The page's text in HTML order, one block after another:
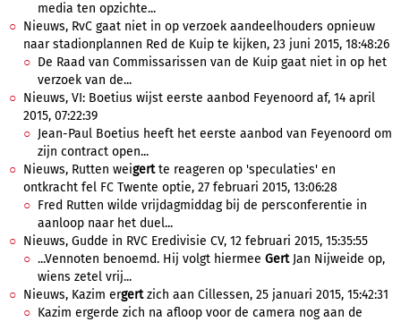
media ten opzichte...
Nieuws, RvC gaat niet in op verzoek aandeelhouders opnieuw
naar stadionplannen Red de Kuip te kijken, 23 juni 2015, 18:48:26
De Raad van Commissarissen van de Kuip gaat niet in op het
verzoek van de...
Nieuws, VI: Boetius wijst eerste aanbod Feyenoord af, 14 april
2015, 07:22:39
Jean-Paul Boetius heeft het eerste aanbod van Feyenoord om
zijn contract open...
Nieuws, Rutten weigertte reageren op 'speculaties' en
ontkracht fel FC Twente optie, 27 februari 2015, 13:06:28
Fred Rutten wilde vrijdagmiddag bij de persconferentie in
aanloop naar het duel...
Nieuws, Gudde in RVC Eredivisie CV, 12 februari 2015, 15:35:55
...Vennoten benoemd. Hij volgt hiermee GertJan Nijweide op,
wiens zetel vrij...
Nieuws, Kazim ergertzich aan Cillessen, 25 januari 2015, 15:42:31
Kazim ergerde zich na afloop voor de camera nog aan de